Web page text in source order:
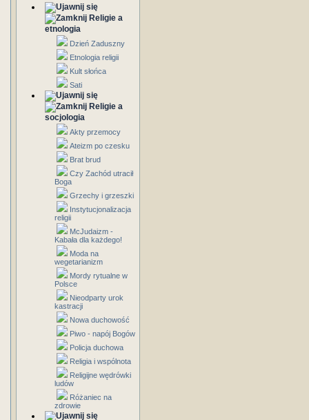
Religie a
etnologia
Dzień Zaduszny
Etnologia religii
Kult słońca
Sati
Religie a
socjologia
Akty przemocy
Ateizm po czesku
Brat brud
Czy Zachód utracił
Boga
Grzechy i grzeszki
Instytucjonalizacja
religii
McJudaizm -
Kabała dla każdego!
Moda na
wegetarianizm
Mordy rytualne w
Polsce
Nieodparty urok
kastracji
Nowa duchowość
Piwo - napój Bogów
Policja duchowa
Religia i wspólnota
Religijne wędrówki
ludów
Różaniec na
zdrowie